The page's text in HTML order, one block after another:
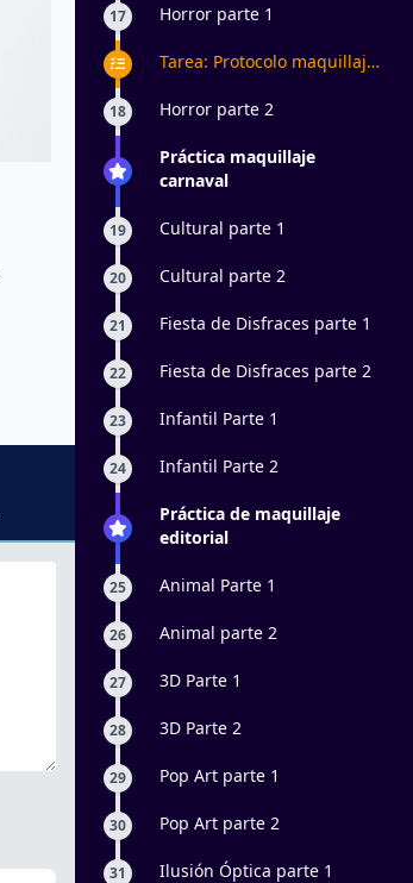
17 Horror parte 1
Tarea: Protocolo maquillaje
18 Horror parte 2
Práctica maquillaje
carnaval
19 Cultural parte 1
20 Cultural parte 2
21 Fiesta de Disfraces parte 1
22 Fiesta de Disfraces parte 2
23 Infantil Parte 1
24 Infantil Parte 2
Práctica de maquillaje
editorial
25 Animal Parte 1
26 Animal parte 2
27 3D Parte 1
28 3D Parte 2
29 Pop Art parte 1
30 Pop Art parte 2
31 Ilusión Óptica parte 1